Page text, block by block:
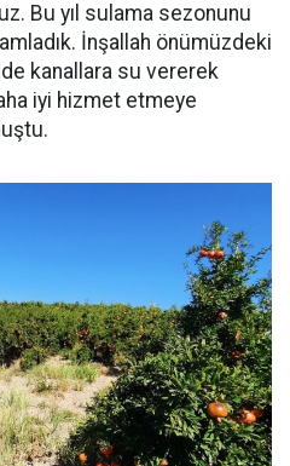
Bu yıl sulama sezonunu
İnşallah önümüzdeki
kanallara su vererek
iyi hizmet etmeye